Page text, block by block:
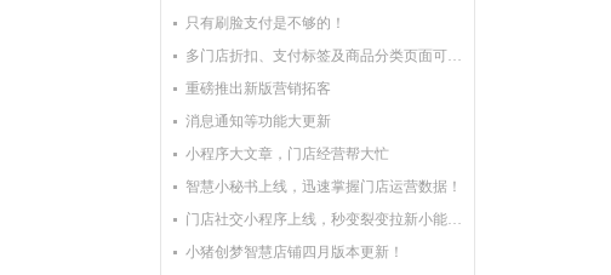
只有刷脸支付是不够的！
多门店折扣、支付标签及商品分类页面可装修等新功能驾到
重磅推出新版营销拓客
消息通知等功能大更新
小程序大文章，门店经营帮大忙
智慧小秘书上线，迅速掌握门店运营数据！
门店社交小程序上线，秒变裂变拉新小能手！
小猪创梦智慧店铺四月版本更新！